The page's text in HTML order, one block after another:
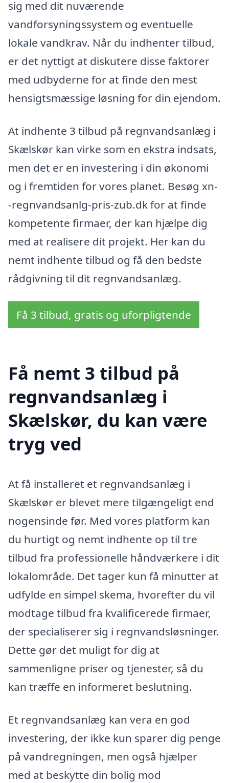
sig med dit nuværende
vandforsyningssystem og eventuelle
lokale vandkrav. Når du indhenter tilbud,
er det nyttigt at diskutere disse faktorer
med udbyderne for at finde den mest
hensigtsmæssige løsning for din ejendom.
At indhente 3 tilbud på regnvandsanlæg i
Skælskør kan virke som en ekstra indsats,
men det er en investering i din økonomi
og i fremtiden for vores planet. Besøg xn-
-regnvandsanlg-pris-zub.dk for at finde
kompetente firmaer, der kan hjælpe dig
med at realisere dit projekt. Her kan du
nemt indhente tilbud og få den bedste
rådgivning til dit regnvandsanlæg.
Få 3 tilbud, gratis og uforpligtende
Få nemt 3 tilbud på
regnvandsanlæg i
Skælskør, du kan være
tryg ved
At få installeret et regnvandsanlæg i
Skælskør er blevet mere tilgængeligt end
nogensinde før. Med vores platform kan
du hurtigt og nemt indhente op til tre
tilbud fra professionelle håndværkere i dit
lokalområde. Det tager kun få minutter at
udfylde en simpel skema, hvorefter du vil
modtage tilbud fra kvalificerede firmaer,
der specialiserer sig i regnvandsløsninger.
Dette gør det muligt for dig at
sammenligne priser og tjenester, så du
kan træffe en informeret beslutning.
Et regnvandsanlæg kan vera en god
investering, der ikke kun sparer dig penge
på vandregningen, men også hjælper
med at beskytte din bolig mod